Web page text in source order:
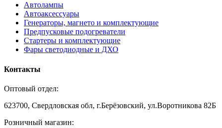
Автолампы
Автоаксессуары
Генераторы, магнето и комплектующие
Предпусковые подогреватели
Стартеры и комплектующие
Фары светодиодные и ДХО
Контакты
Оптовый отдел:
623700, Свердловская обл, г.Берёзовский, ул.Воротникова 82Б
Розничный магазин: